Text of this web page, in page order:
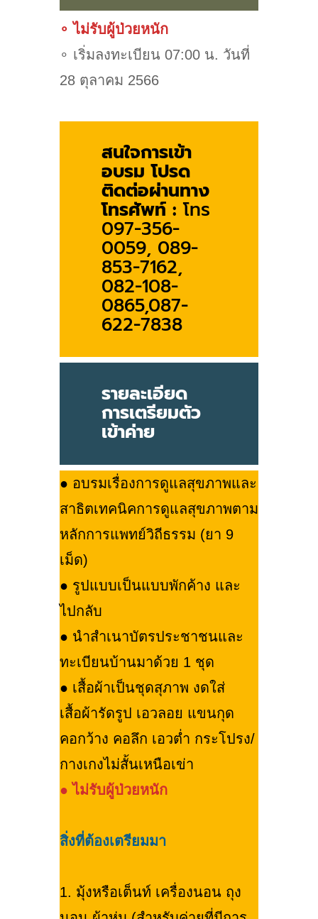
∘ ไม่รับผู้ป่วยหนัก
∘ เริ่มลงทะเบียน 07:00 น. วันที่
28 ตุลาคม 2566
สนใจการเข้า
อบรม โปรด
ติดต่อผ่านทาง
โทรศัพท์ : โทร
097-356-
0059, 089-
853-7162,
082-108-
0865,087-
622-7838
รายละเอียด
การเตรียมตัว
เข้าค่าย
● อบรมเรื่องการดูแลสุขภาพและ
สาธิตเทคนิคการดูแลสุขภาพตาม
หลักการแพทย์วิถีธรรม (ยา 9
เม็ด)
● รูปแบบเป็นแบบพักค้าง และ
ไปกลับ
● นำสำเนาบัตรประชาชนและ
ทะเบียนบ้านมาด้วย 1 ชุด
● เสื้อผ้าเป็นชุดสุภาพ งดใส่
เสื้อผ้ารัดรูป เอวลอย แขนกุด
คอกว้าง คอลึก เอวต่ำ กระโปรง/
กางเกงไม่สั้นเหนือเข่า
●ไม่รับผู้ป่วยหนัก
สิ่งที่ต้องเตรียมมา
1. มุ้งหรือเต็นท์ เครื่องนอน ถุง